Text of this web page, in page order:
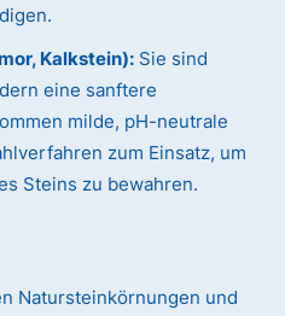
Kalkstein): Sie sind
eine sanftere
milde, pH-neutrale
zum Einsatz, um
Steins zu bewahren.
Natursteinkörnungen und